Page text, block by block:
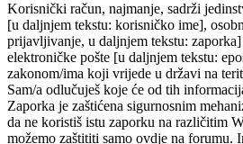
Korisnički račun, najmanje, sadrži
[u daljnjem tekstu: korisničko ime],
prijavljivanje, u daljnjem tekstu:
elektroničke pošte [u daljnjem tekstu:
zakonom/ima koji vrijede u državi na
Sam/a odlučuješ koje će od tih
Zaporka je zaštićena sigurnosnim
da ne koristiš istu zaporku na različitim
možemo zaštititi samo ovdje na forumu.